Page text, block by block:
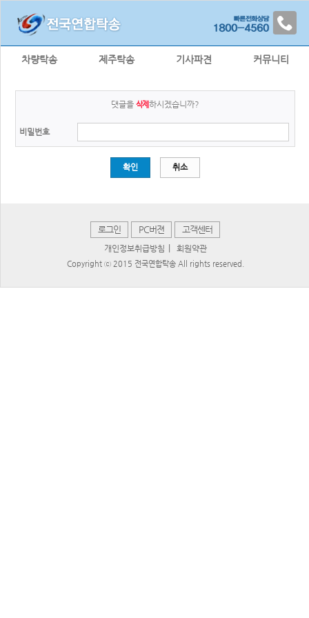
차량탁송 제주탁송 기사파견 커뮤니티
댓글을삭제 하시겠습니까?
비밀번호
확인 취소
로그인 PC버젼 고객센터
개인정보취급방침 회원약관
Copyright ⓒ 2015 전국연합탁송 All rights reserved.